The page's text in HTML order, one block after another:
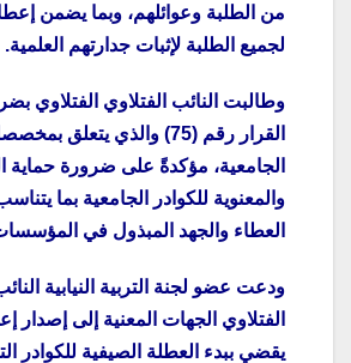
من الطلبة وعوائلهم، وبما يضمن
لجميع الطلبة لإثبات جدارتهم العلمية.
وطالبت النائب الفتلاوي الفتلاوي
القرار رقم (75) والذي يتعلق
الجامعية، مؤكدةً على ضرورة حماية
والمعنوية للكوادر الجامعية بما
العطاء والجهد المبذول في
ودعت عضو لجنة التربية النيابية
الفتلاوي الجهات المعنية إلى
يقضي ببدء العطلة الصيفية للكوادر